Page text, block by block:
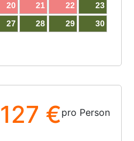
20 21 22
23
27 28 29
30
127 €pro Person